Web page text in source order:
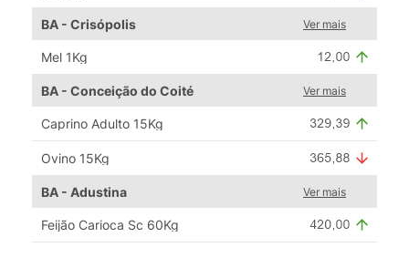
BA - Crisópolis Ver mais
Mel 1Kg
BA - Conceição do Coité Ver mais
Caprino Adulto 15Kg
Ovino 15Kg
BA - Adustina Ver mais
Feijão Carioca Sc 60Kg